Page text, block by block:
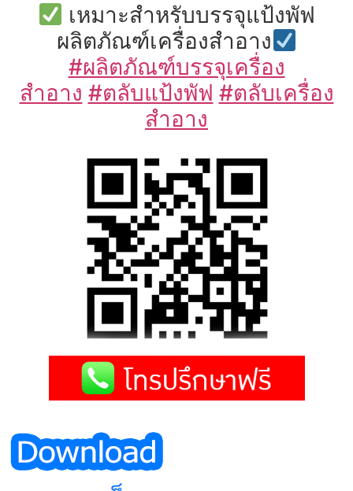
เหมาะสำหรับบรรจุแป้งพัฟ
ผลิตภัณฑ์เครื่องสำอาง
#ผลิตภัณฑ์บรรจุเครื่อง
สำอาง #ตลับแป้งพัฟ #ตลับเครื่อง
สำอาง